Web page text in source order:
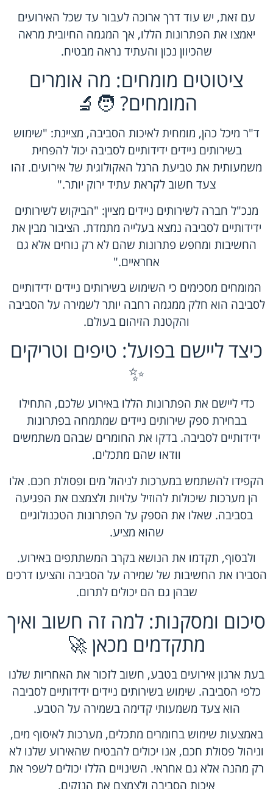
עם זאת, יש עוד דרך ארוכה לעבור עד שכל האירועים
יאמצו את הפתרונות הללו, אך המגמה החיובית מראה
שהכיוון נכון והעתיד נראה מבטיח.
ציטוטים מומחים: מה אומרים
המומחים? 🧑‍🔬
ד"ר מיכל כהן, מומחית לאיכות הסביבה, מציינת: "שימוש
בשירותים ניידים ידידותיים לסביבה יכול להפחית
משמעותית את טביעת הרגל האקולוגית של אירועים. זהו
צעד חשוב לקראת עתיד ירוק יותר."
מנכ"ל חברה לשירותים ניידים מציין: "הביקוש לשירותים
ידידותיים לסביבה נמצא בעלייה מתמדת. הציבור מבין את
החשיבות ומחפש פתרונות שהם לא רק נוחים אלא גם
אחראיים."
המומחים מסכימים כי השימוש בשירותים ניידים ידידותיים
לסביבה הוא חלק ממגמה רחבה יותר לשמירה על הסביבה
והקטנת הזיהום בעולם.
כיצד ליישם בפועל: טיפים וטריקים
✨
כדי ליישם את הפתרונות הללו באירוע שלכם, התחילו
בבחירת ספק שירותים ניידים שמתמחה בפתרונות
ידידותיים לסביבה. בדקו את החומרים שבהם משתמשים
וודאו שהם מתכלים.
הקפידו להשתמש במערכות לניהול מים ופסולת חכם. אלו
הן מערכות שיכולות להוזיל עלויות ולצמצם את הפגיעה
בסביבה. שאלו את הספק על הפתרונות הטכנולוגיים
שהוא מציע.
ולבסוף, תקדמו את הנושא בקרב המשתתפים באירוע.
הסבירו את החשיבות של שמירה על הסביבה והציעו דרכים
שבהן גם הם יכולים לתרום.
סיכום ומסקנות: למה זה חשוב ואיך
מתקדמים מכאן 🚀
בעת ארגון אירועים בטבע, חשוב לזכור את האחריות שלנו
כלפי הסביבה. שימוש בשירותים ניידים ידידותיים לסביבה
הוא צעד משמעותי קדימה בשמירה על הטבע.
באמצעות שימוש בחומרים מתכלים, מערכות לאיסוף מים,
וניהול פסולת חכם, אנו יכולים להבטיח שהאירוע שלנו לא
רק מהנה אלא גם אחראי. השינויים הללו יכולים לשפר את
איכות הסביבה ולצמצם את הנזקים.